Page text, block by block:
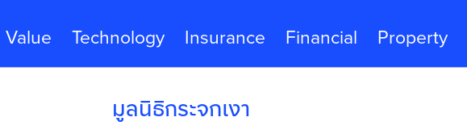
Value Technology Insurance Financial Property
มูลนิธิกระจกเงา